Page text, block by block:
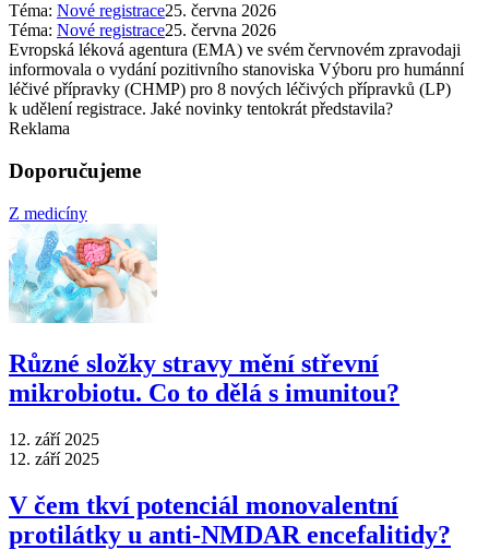
Téma: Nové registrace25. června 2026
Téma: Nové registrace25. června 2026
Evropská léková agentura (EMA) ve svém červnovém zpravodaji
informovala o vydání pozitivního stanoviska Výboru pro humánní
léčivé přípravky (CHMP) pro 8 nových léčivých přípravků (LP)
k udělení registrace. Jaké novinky tentokrát představila?
Reklama
Doporučujeme
Z medicíny
Různé složky stravy mění střevní
mikrobiotu. Co to dělá s imunitou?
12. září 2025
12. září 2025
V čem tkví potenciál monovalentní
protilátky u anti-NMDAR encefalitidy?